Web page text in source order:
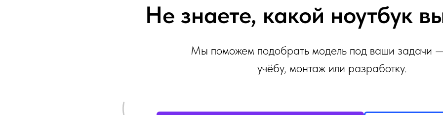
Не знаете, какой ноутбук
Мы поможем подобрать модель под ваши задачи
учёбу, монтаж или разработку.